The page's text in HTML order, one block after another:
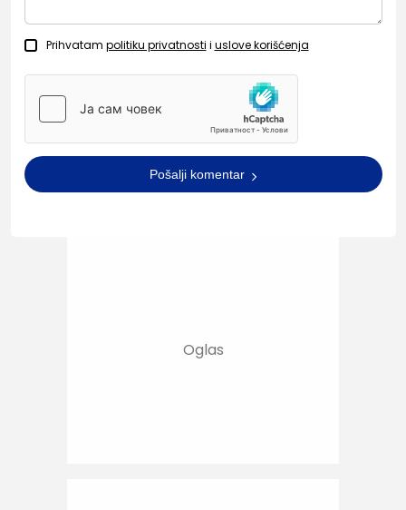
Prihvatam politiku privatnosti i uslove korišćenja
Pošalji komentar